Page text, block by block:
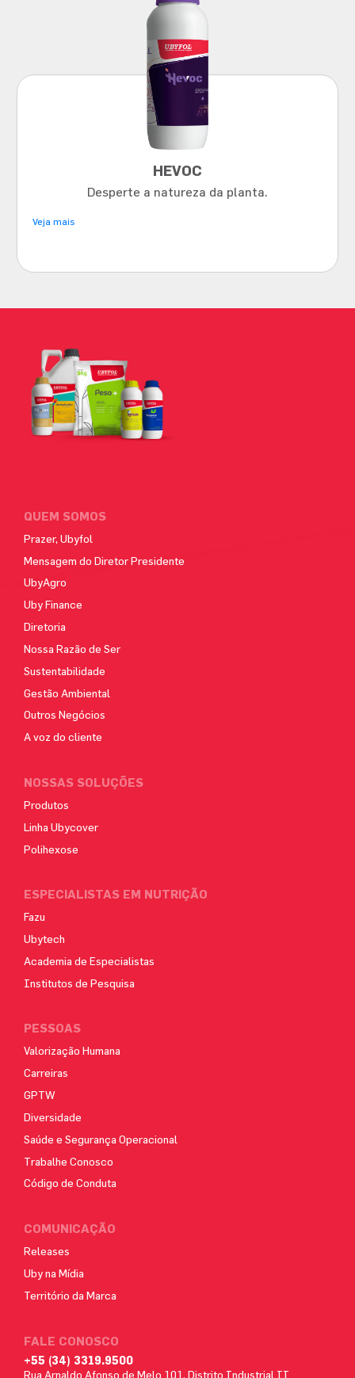
HEVOC
Desperte a natureza da planta.
Veja mais
QUEM SOMOS
Prazer, Ubyfol
Mensagem do Diretor Presidente
UbyAgro
Uby Finance
Diretoria
Nossa Razão de Ser
Sustentabilidade
Gestão Ambiental
Outros Negócios
A voz do cliente
NOSSAS SOLUÇÕES
Produtos
Linha Ubycover
Polihexose
ESPECIALISTAS EM NUTRIÇÃO
Fazu
Ubytech
Academia de Especialistas
Institutos de Pesquisa
PESSOAS
Valorização Humana
Carreiras
GPTW
Diversidade
Saúde e Segurança Operacional
Trabalhe Conosco
Código de Conduta
COMUNICAÇÃO
Releases
Uby na Mídia
Território da Marca
FALE CONOSCO
+55 (34) 3319.9500
Rua Arnaldo Afonso de Melo 101, Distrito Industrial II